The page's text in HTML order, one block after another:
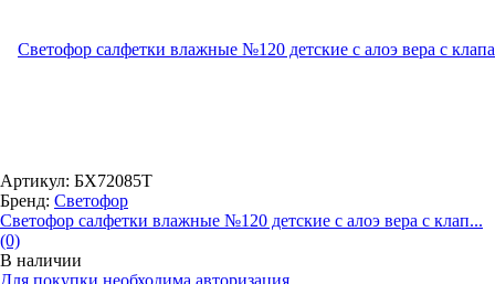
Артикул: БХ72085Т
Бренд: Светофор
Светофор салфетки влажные №120 детские с алоэ вера с клап...
(0)
В наличии
Для покупки необходима авторизация